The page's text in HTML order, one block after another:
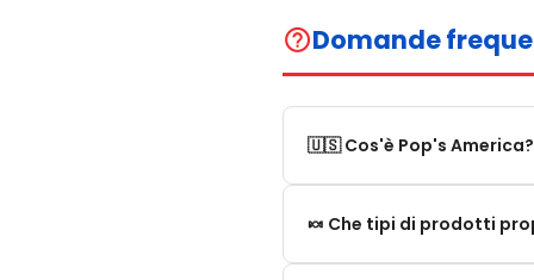
help_outlineDomande
🇺🇸 Cos'è Pop's America?
Pop's America è un
🍬 Che tipi di prodotti